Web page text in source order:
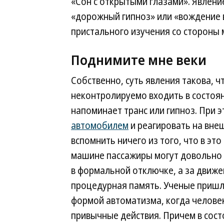
«дорожный гипноз» или
пристального изучения со
Поднимите мне веки
Собственно, суть явления такова,
неконтролируемо входить в
напоминает транс или гипноз. При
автомобилем и реагировать на
вспомнить ничего из того, что в
машине пассажиры могут довольно
в формальной отключке, а за
процедурная память. Ученые
формой автоматизма, когда
привычные действия. Причем в